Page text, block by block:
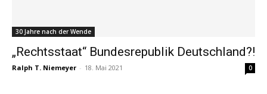
30 Jahre nach der Wende
„Rechtsstaat“ Bundesrepublik Deutschland?!
Ralph T. Niemeyer - 18. Mai 2021 0